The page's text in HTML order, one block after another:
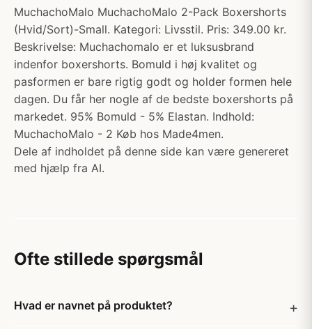
MuchachoMalo MuchachoMalo 2-Pack Boxershorts
(Hvid/Sort)-Small. Kategori: Livsstil. Pris: 349.00 kr.
Beskrivelse: Muchachomalo er et luksusbrand
indenfor boxershorts. Bomuld i høj kvalitet og
pasformen er bare rigtig godt og holder formen hele
dagen. Du får her nogle af de bedste boxershorts på
markedet. 95% Bomuld - 5% Elastan. Indhold:
MuchachoMalo - 2 Køb hos Made4men.
Dele af indholdet på denne side kan være genereret
med hjælp fra AI.
Ofte stillede spørgsmål
Hvad er navnet på produktet?